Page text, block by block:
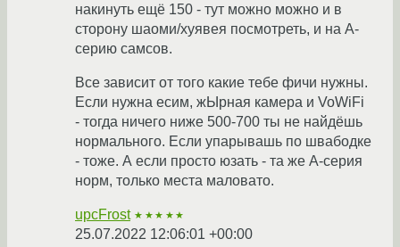
накинуть ещё 150 - тут можно можно и в
сторону шаоми/хуявея посмотреть, и на А-
серию самсов.
Все зависит от того какие тебе фичи нужны.
Если нужна есим, жЫрная камера и VoWiFi
- тогда ничего ниже 500-700 ты не найдёшь
нормального. Если упарывашь по швабодке
- тоже. А если просто юзать - та же А-серия
норм, только места маловато.
upcFrost ★★★★★
25.07.2022 12:06:01 +00:00